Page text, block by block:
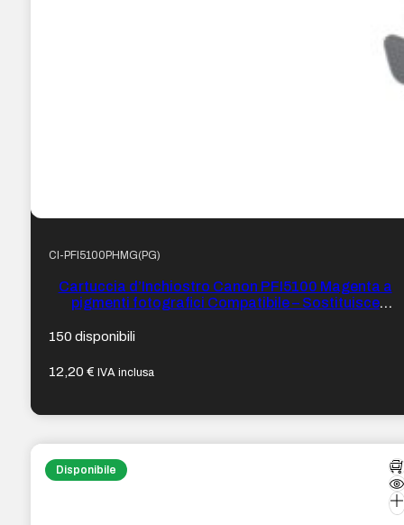
CI-PFI5100PHMG(PG)
Cartuccia d’Inchiostro Canon PFI5100 Magenta a
pigmenti fotografici Compatibile – Sostituisce
150 disponibili
12,20€ IVA inclusa
Disponibile